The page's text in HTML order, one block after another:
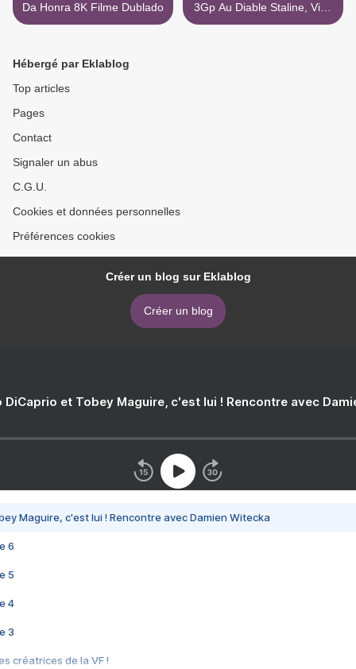
Da Honra 8K Filme Dublado
3Gp Au Diable Staline, Vive
Les Mariés! >
Hébergé par Eklablog
Top articles
Pages
Contact
Signaler un abus
C.G.U.
Cookies et données personnelles
Préférences cookies
Créer un blog sur Eklablog
Créer un blog
DiCaprio et Tobey Maguire, c'est lui ! Rencontre avec
Maguire, c'est lui ! Rencontre avec Damien Witecka
6
5
4
3
créatrices de la VF !